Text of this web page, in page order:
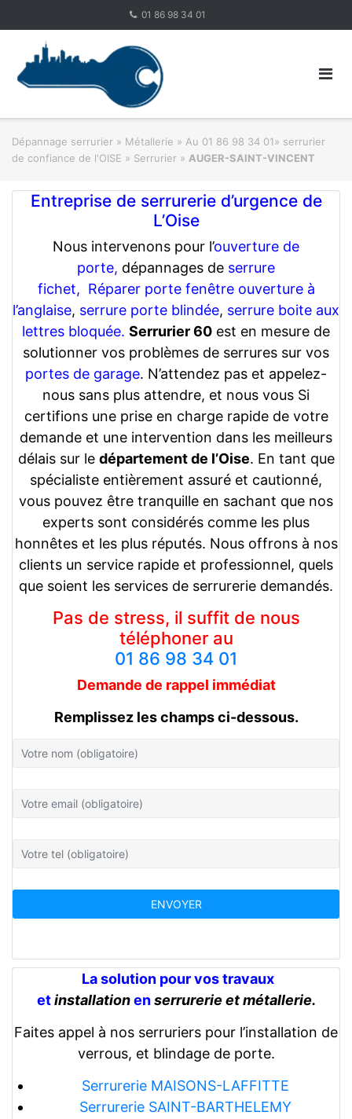
01 86 98 34 01
Dépannage serrurier » Métallerie » Au 01 86 98 34 01» serrurier
de confiance de l'OISE » Serrurier » AUGER-SAINT-VINCENT
Entreprise de serrurerie d’urgence de
L’Oise
Nous intervenons pour l’ouverture de
porte, dépannages de serrure
fichet, Réparer porte fenêtre ouverture à
l’anglaise, serrure porte blindée, serrure boite aux
lettres bloquée. Serrurier 60 est en mesure de
solutionner vos problèmes de serrures sur vos
portes de garage. N’attendez pas et appelez-
nous sans plus attendre, et nous vous Si
certifions une prise en charge rapide de votre
demande et une intervention dans les meilleurs
délais sur le département de l’Oise. En tant que
spécialiste entièrement assuré et cautionné,
vous pouvez être tranquille en sachant que nos
experts sont considérés comme les plus
honnêtes et les plus réputés. Nous offrons à nos
clients un service rapide et professionnel, quels
que soient les services de serrurerie demandés.
Pas de stress, il suffit de nous
téléphoner au
01 86 98 34 01
Demande de rappel immédiat
Remplissez les champs ci-dessous.
La solution pour vos travaux
etinstallationenserrurerie et métallerie.
Faites appel à nos serruriers pour l’installation de
verrous, et blindage de porte.
Serrurerie MAISONS-LAFFITTE
Serrurerie SAINT-BARTHELEMY